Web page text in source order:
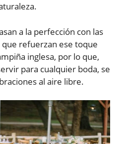
a la perfección con las
refuerzan ese toque
inglesa, por lo que,
para cualquier boda, se
al aire libre.